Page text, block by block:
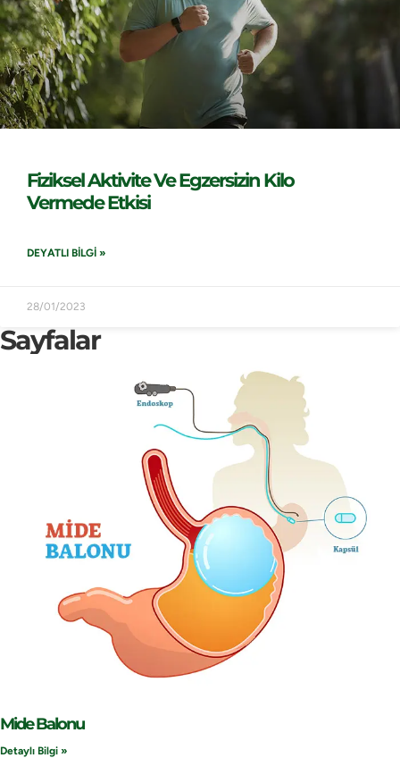
Fiziksel Aktivite Ve Egzersizin Kilo
Vermede Etkisi
DEYATLI BILGI »
28/01/2023
Sayfalar
Mide Balonu
Detaylı Bilgi »